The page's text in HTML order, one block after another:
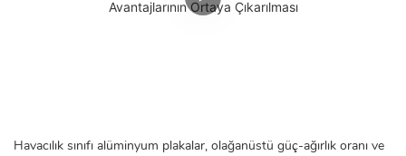
Havacılık sınıfı alüminyum plakalar, olağanüstü güç-ağırlık oranı ve